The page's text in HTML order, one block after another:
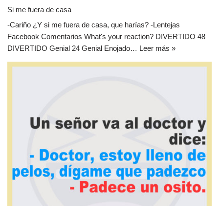
Si me fuera de casa
-Cariño ¿Y si me fuera de casa, que harías? -Lentejas
Facebook Comentarios What's your reaction? DIVERTIDO 48
DIVERTIDO Genial 24 Genial Enojado… Leer más »